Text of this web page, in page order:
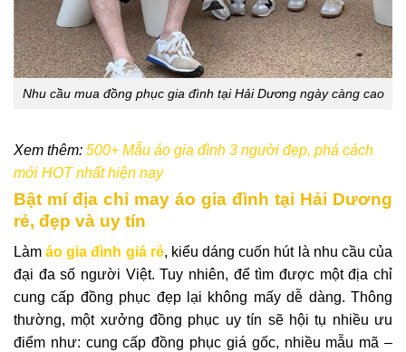
Nhu cầu mua đồng phục gia đình tại Hải Dương ngày càng cao
Xem thêm: 500+ Mẫu áo gia đình 3 người đẹp, phá cách
mới HOT nhất hiện nay
Bật mí địa chỉ may áo gia đình tại Hải Dương
rẻ, đẹp và uy tín
Làmáo gia đình giá rẻ, kiểu dáng cuốn hút là nhu cầu của
đại đa số người Việt. Tuy nhiên, để tìm được một địa chỉ
cung cấp đồng phục đẹp lại không mấy dễ dàng. Thông
thường, một xưởng đồng phục uy tín sẽ hội tụ nhiều ưu
điểm như: cung cấp đồng phục giá gốc, nhiều mẫu mã –